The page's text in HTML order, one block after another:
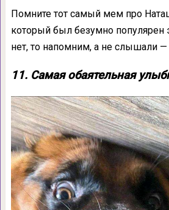
Помните тот самый мем про
который был безумно популярен
нет, то напомним, а не слышали —
11. Самая обаятельная